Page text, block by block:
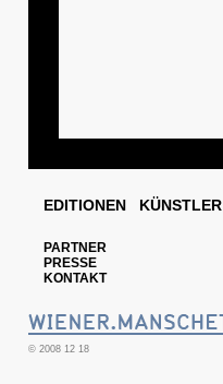
EDITIONEN KÜNSTLER
PARTNER
PRESSE
KONTAKT
© 2008 12 18